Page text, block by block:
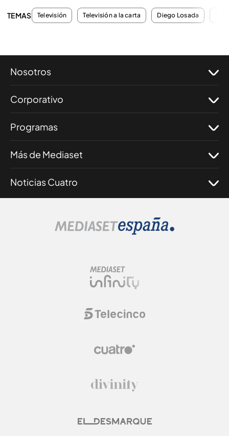
TEMAS Televisión Televisión a la carta Diego Losada
Nosotros
Corporativo
Programas
Más de Mediaset
Noticias Cuatro